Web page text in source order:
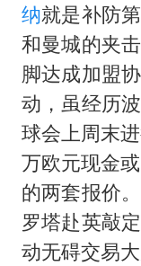
纳就是补防
和曼城的夹
脚达成加盟
动，虽经历
球会上周末
万欧元现金
的两套报价
罗塔赴英敲
动无碍交易大